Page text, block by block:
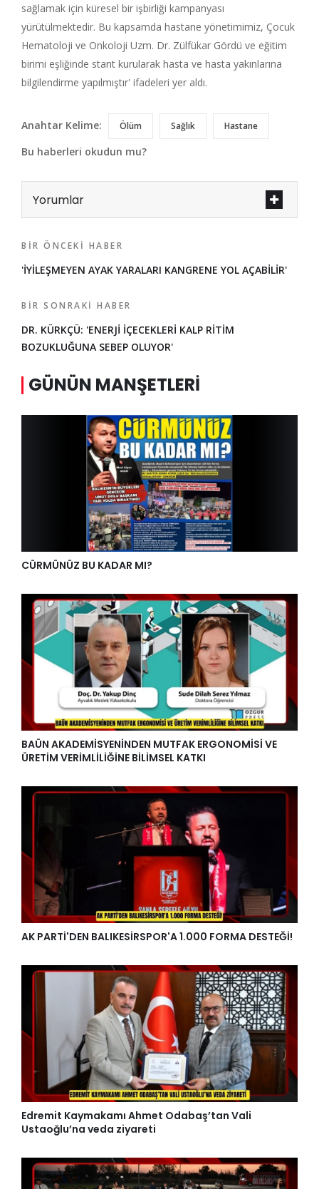
sağlamak için küresel bir işbirliği kampanyası
yürütülmektedir. Bu kapsamda hastane yönetimimiz, Çocuk
Hematoloji ve Onkoloji Uzm. Dr. Zülfükar Gördü ve eğitim
birimi eşliğinde stant kurularak hasta ve hasta yakınlarına
bilgilendirme yapılmıştır' ifadeleri yer aldı.
Anahtar Kelime: Ölüm Sağlık Hastane
Bu haberleri okudun mu?
Yorumlar
BIR ÖNCEKI HABER
'İYİLEŞMEYEN AYAK YARALARI KANGRENE YOL AÇABİLİR'
BIR SONRAKI HABER
DR. KÜRKÇÜ: 'ENERJİ İÇECEKLERİ KALP RİTİM
BOZUKLUĞUNA SEBEP OLUYOR'
GÜNÜN MANŞETLERI
CÜRMÜNÜZ BU KADAR MI?
BAÜN AKADEMİSYENİNDEN MUTFAK ERGONOMİSİ VE
ÜRETİM VERİMLİLİĞİNE BİLİMSEL KATKI
AK PARTİ'DEN BALIKESİRSPOR'A 1.000 FORMA DESTEĞİ!
Edremit Kaymakamı Ahmet Odabaş’tan Vali
Ustaoğlu’na veda ziyareti